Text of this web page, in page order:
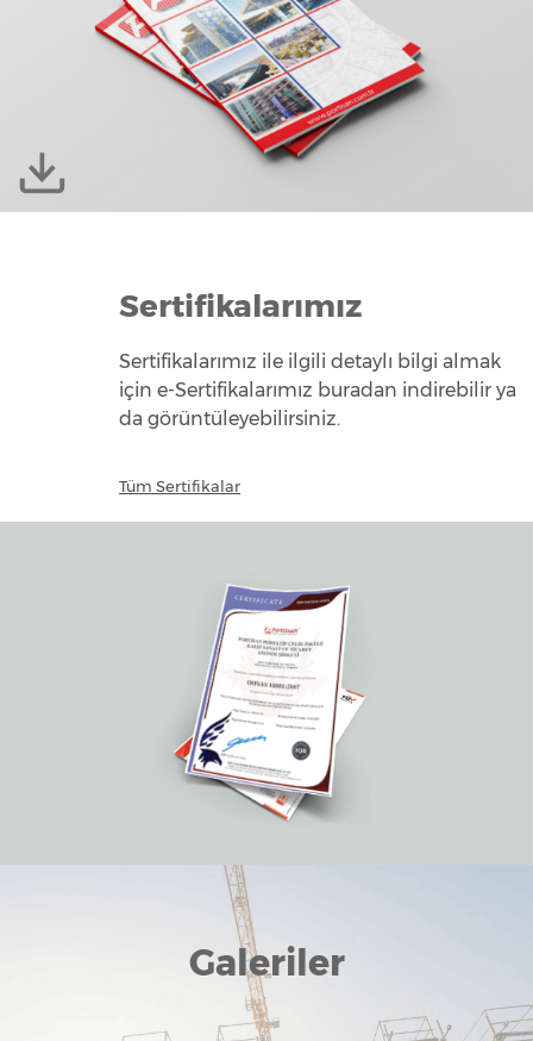
Sertifikalarımız
Sertifikalarımız ile ilgili detaylı bilgi almak
için e-Sertifikalarımız buradan indirebilir ya
da görüntüleyebilirsiniz.
Tüm Sertifikalar
Galeriler